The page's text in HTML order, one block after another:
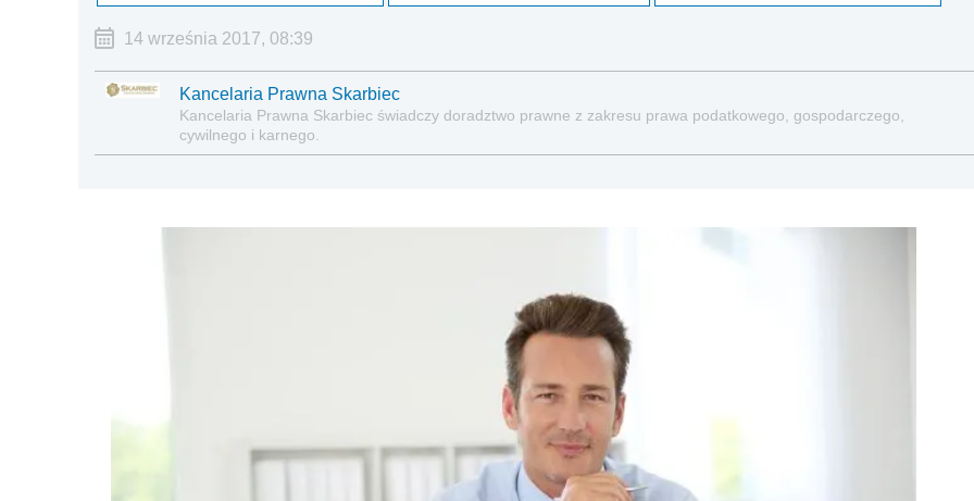
14 września 2017, 08:39
Kancelaria Prawna Skarbiec
Kancelaria Prawna Skarbiec świadczy doradztwo prawne z zakresu prawa podatkowego, gospodarczego,
cywilnego i karnego.